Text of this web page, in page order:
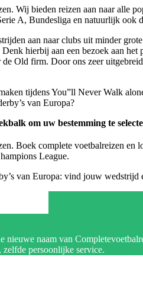
Wij bieden reizen aan naar alle
A, Bundesliga en natuurlijk ook
aan naar clubs uit minder
hierbij aan een bezoek aan
Old firm. Door ons zeer
tijdens You”ll Never Walk
van Europa?
om uw bestemming te
Boek complete voetbalreizen en
League.
van Europa: vind jouw wedstrijd
nieuwe naam van
zelfde persoonlijke service.